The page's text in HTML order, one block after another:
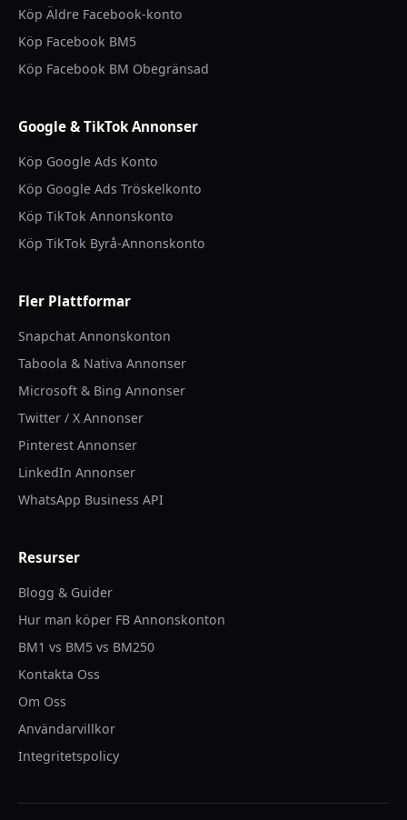
Köp Äldre Facebook-konto
Köp Facebook BM5
Köp Facebook BM Obegränsad
Google & TikTok Annonser
Köp Google Ads Konto
Köp Google Ads Tröskelkonto
Köp TikTok Annonskonto
Köp TikTok Byrå-Annonskonto
Fler Plattformar
Snapchat Annonskonton
Taboola & Nativa Annonser
Microsoft & Bing Annonser
Twitter / X Annonser
Pinterest Annonser
LinkedIn Annonser
WhatsApp Business API
Resurser
Blogg & Guider
Hur man köper FB Annonskonton
BM1 vs BM5 vs BM250
Kontakta Oss
Om Oss
Användarvillkor
Integritetspolicy